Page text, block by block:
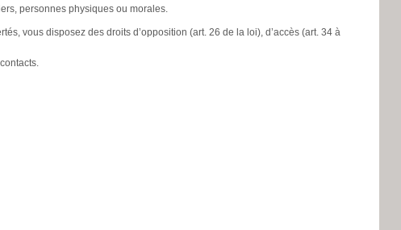
personnes physiques ou morales.
vous disposez des droits d’opposition (art. 26 de la loi), d’accès (art. 34 à